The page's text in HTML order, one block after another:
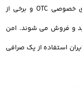
دیجیتال برای ایرانیان،
بایننس، صرافی های P2P، مارکت پلیس های خصوصی OTC و برخی از
و فروش می شوند. امن
استفاده از یک صرافی